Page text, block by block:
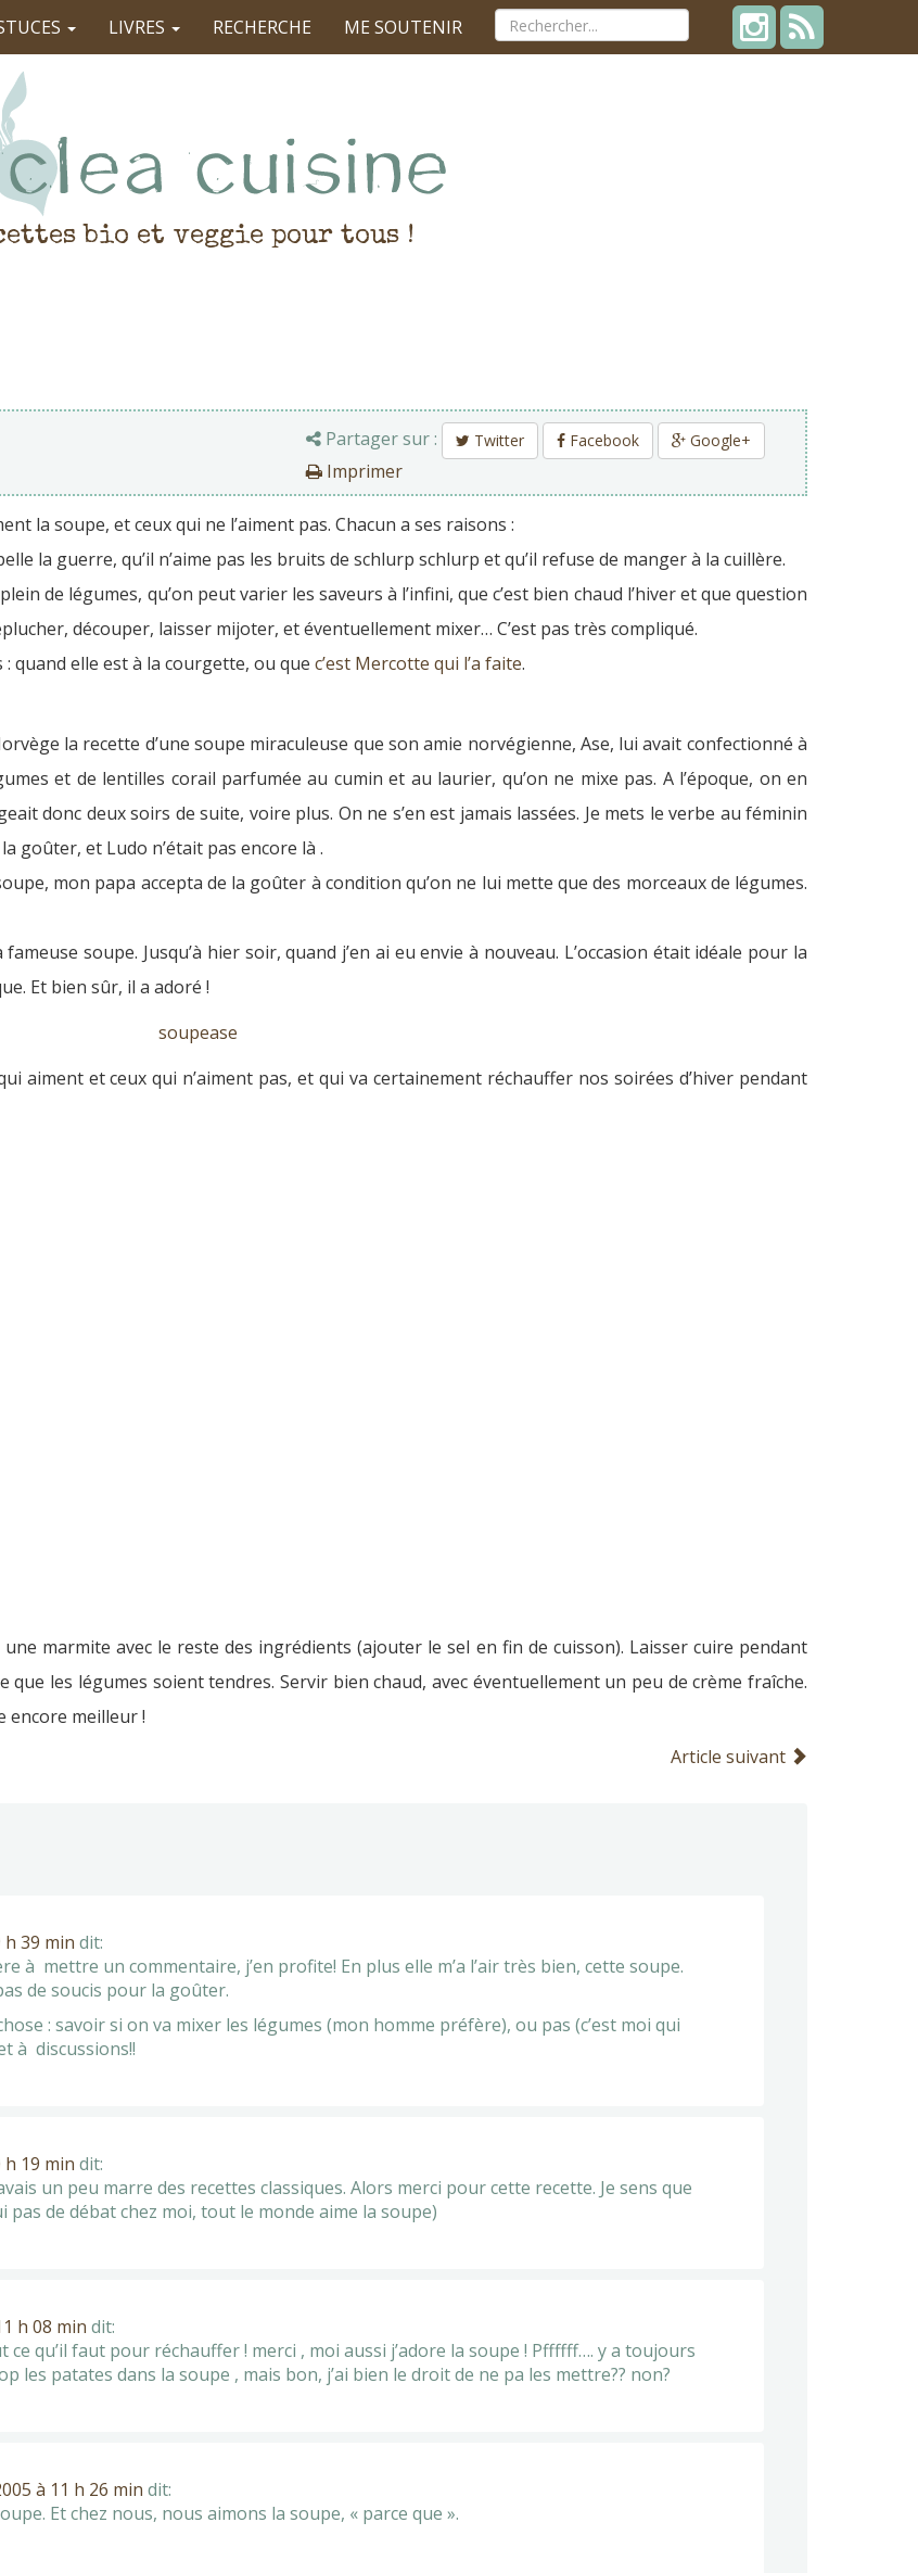
LIVRES RECHERCHE ME SOUTENIR
bio et veggie pour tous !
Partager sur : Twitter Facebook Google+
Imprimer
la soupe, et ceux qui ne l’aiment pas. Chacun a ses raisons :
la guerre, qu’il n’aime pas les bruits de schlurp schlurp et qu’il refuse de manger à la cuillère.
de légumes, qu’on peut varier les saveurs à l’infini, que c’est bien chaud l’hiver et que question
découper, laisser mijoter, et éventuellement mixer… C’est pas très compliqué.
quand elle est à la courgette, ou que c’est Mercotte qui l’a faite.
la recette d’une soupe miraculeuse que son amie norvégienne, Ase, lui avait confectionné à
et de lentilles corail parfumée au cumin et au laurier, qu’on ne mixe pas. A l’époque, on en
donc deux soirs de suite, voire plus. On ne s’en est jamais lassées. Je mets le verbe au féminin
goûter, et Ludo n’était pas encore là .
mon papa accepta de la goûter à condition qu’on ne lui mette que des morceaux de légumes.
soupe. Jusqu’à hier soir, quand j’en ai eu envie à nouveau. L’occasion était idéale pour la
Et bien sûr, il a adoré !
aiment et ceux qui n’aiment pas, et qui va certainement réchauffer nos soirées d’hiver pendant
marmite avec le reste des ingrédients (ajouter le sel en fin de cuisson). Laisser cuire pendant
les légumes soient tendres. Servir bien chaud, avec éventuellement un peu de crème fraîche.
encore meilleur !
Article suivant
h 39 min dit:
à mettre un commentaire, j’en profite! En plus elle m’a l’air très bien, cette soupe.
de soucis pour la goûter.
: savoir si on va mixer les légumes (mon homme préfère), ou pas (c’est moi qui
à discussions!!
h 19 min dit:
un peu marre des recettes classiques. Alors merci pour cette recette. Je sens que
pas de débat chez moi, tout le monde aime la soupe)
h 08 min dit:
qu’il faut pour réchauffer ! merci , moi aussi j’adore la soupe ! Pffffff…. y a toujours
les patates dans la soupe , mais bon, j’ai bien le droit de ne pa les mettre?? non?
à 11 h 26 min dit:
Et chez nous, nous aimons la soupe, « parce que ».